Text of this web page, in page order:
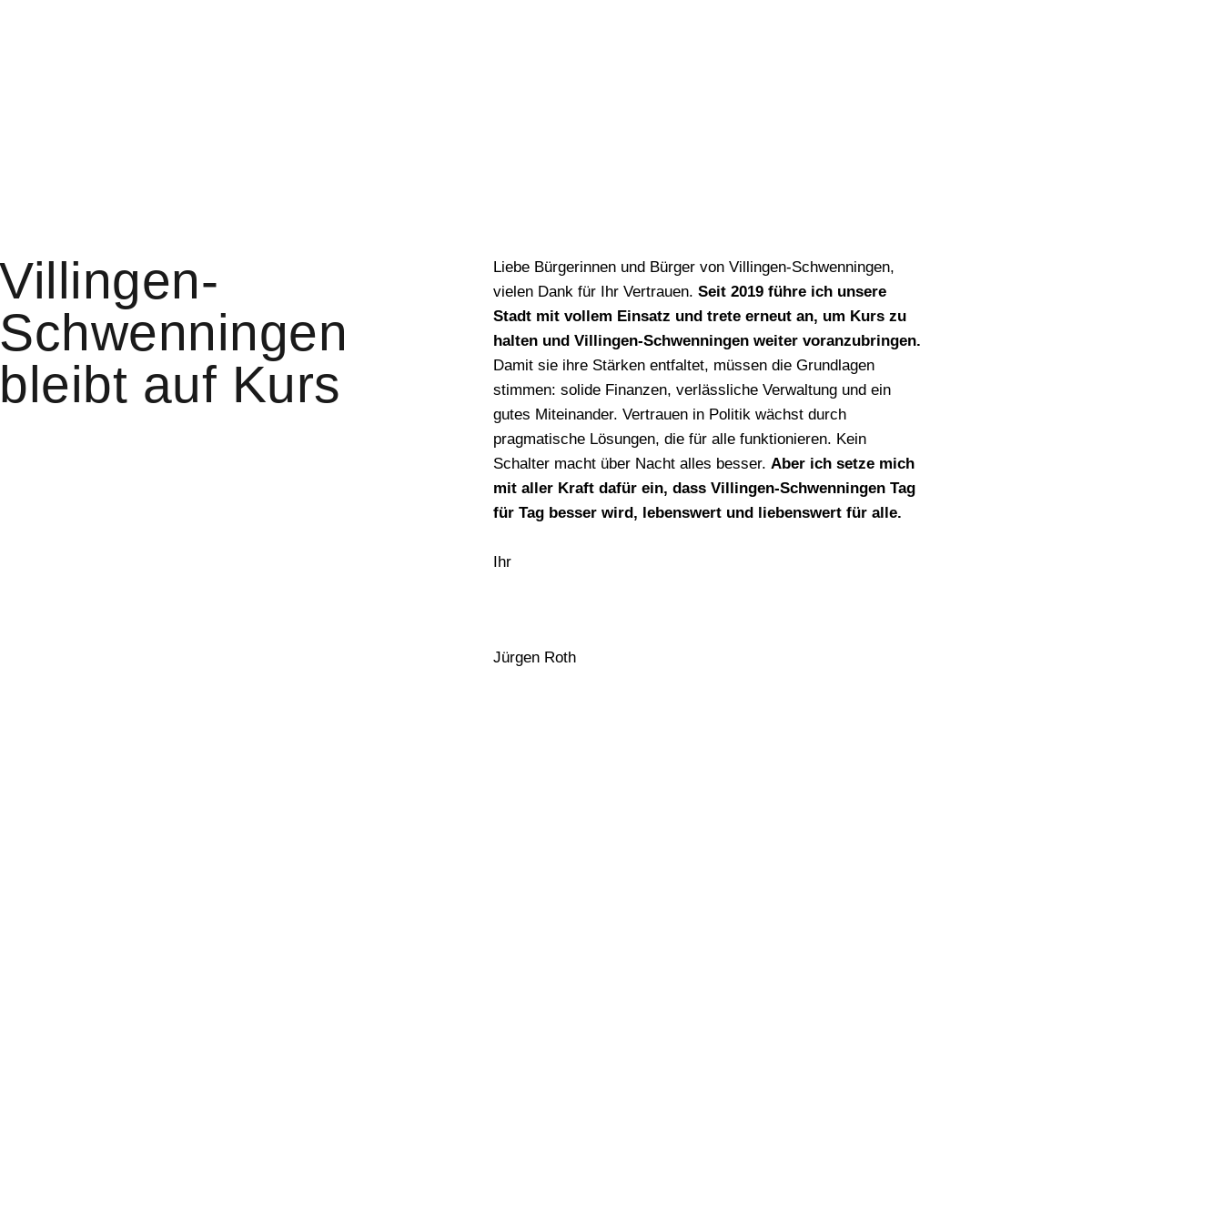
Villingen-
Schwenningen
bleibt auf Kurs
Liebe Bürgerinnen und Bürger von Villingen-Schwenningen,
vielen Dank für Ihr Vertrauen.Seit 2019 führe ich unsere
Stadt mit vollem Einsatz und trete erneut an, um Kurs zu
halten und Villingen-Schwenningen weiter voranzubringen.
Damit sie ihre Stärken entfaltet, müssen die Grundlagen
stimmen: solide Finanzen, verlässliche Verwaltung und ein
gutes Miteinander. Vertrauen in Politik wächst durch
pragmatische Lösungen, die für alle funktionieren. Kein
Schalter macht über Nacht alles besser.Aber ich setze mich
mit aller Kraft dafür ein, dass Villingen-Schwenningen Tag
für Tag besser wird, lebenswert und liebenswert für alle.
Ihr
Jürgen Roth